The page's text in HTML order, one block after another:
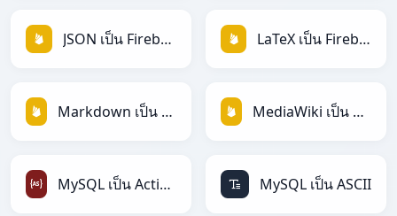
JSON เป็น Firebase LaTeX เป็น Firebase
Markdown เป็น Firebase MediaWiki เป็น Firebase
MySQL เป็น ActionScript MySQL เป็น ASCII